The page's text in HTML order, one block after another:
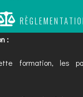
:
formation, les